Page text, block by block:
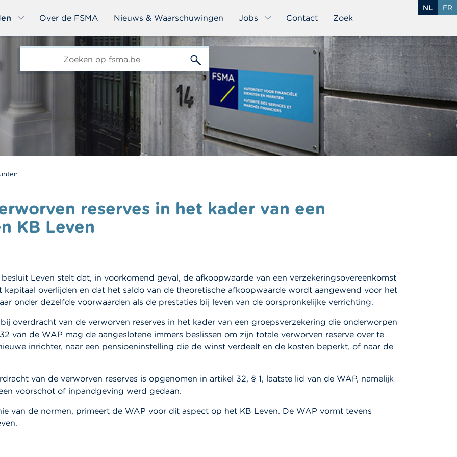
Over de FSMA Nieuws & Waarschuwingen Jobs Contact Zoek
NL FR
reserves in het kader van een
KB Leven
Leven stelt dat, in voorkomend geval, de afkoopwaarde van een verzekeringsovereenkomst
overlijden en dat het saldo van de theoretische afkoopwaarde wordt aangewend voor het
onder dezelfde voorwaarden als de prestaties bij leven van de oorspronkelijke verrichting.
overdracht van de verworven reserves in het kader van een groepsverzekering die onderworpen
van de WAP mag de aangeslotene immers beslissen om zijn totale verworven reserve over te
inrichter, naar een pensioeninstelling die de winst verdeelt en de kosten beperkt, of naar de
van de verworven reserves is opgenomen in artikel 32, § 1, laatste lid van de WAP, namelijk
voorschot of inpandgeving werd gedaan.
van de normen, primeert de WAP voor dit aspect op het KB Leven. De WAP vormt tevens